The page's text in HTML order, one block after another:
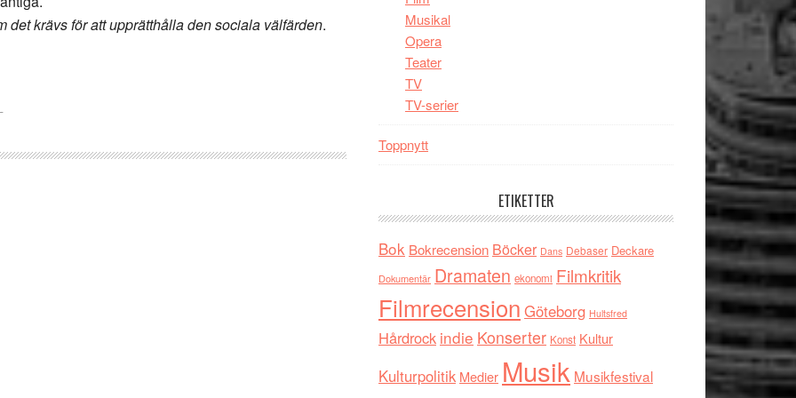
det krävs för att upprätthålla den sociala välfärden.
Musikal
Opera
Teater
TV
TV-serier
Toppnytt
ETIKETTER
Bok Bokrecension Böcker Dans Debaser Deckare
Dokumentär Dramaten ekonomi Filmkritik
Filmrecension Göteborg Hultsfred
Hårdrock indie Konserter Konst Kultur
Kulturpolitik Medier Musik Musikfestival